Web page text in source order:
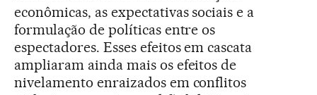
econômicas, as expectativas sociais e a
formulação de políticas entre os
espectadores. Esses efeitos em cascata
ampliaram ainda mais os efeitos de
nivelamento enraizados em conflitos